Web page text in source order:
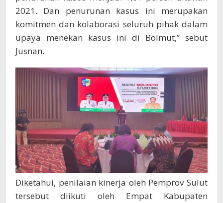
2021. Dan penurunan kasus ini merupakan
komitmen dan kolaborasi seluruh pihak dalam
upaya menekan kasus ini di Bolmut,” sebut
Jusnan.
Diketahui, penilaian kinerja oleh Pemprov Sulut
tersebut diikuti oleh Empat Kabupaten